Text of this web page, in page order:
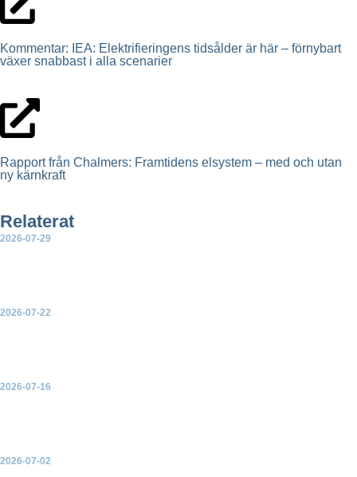
Kommentar: IEA: Elektrifieringens tidsålder är här – förnybart
växer snabbast i alla scenarier
Rapport från Chalmers: Framtidens elsystem – med och utan
ny kärnkraft
Relaterat
2026-07-29
2026-07-22
2026-07-16
2026-07-02